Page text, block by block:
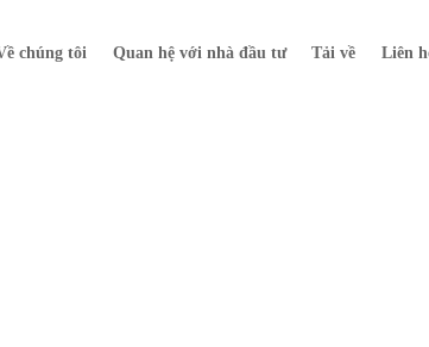
chúng tôi Quan hệ với nhà đầu tư Tải về Liên